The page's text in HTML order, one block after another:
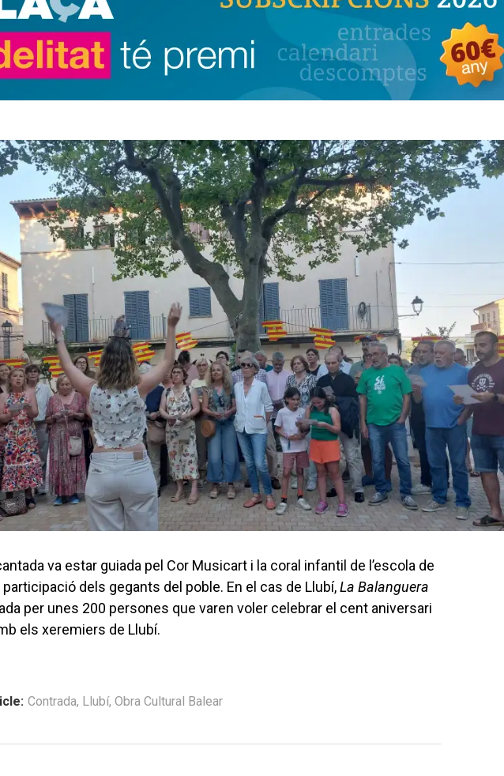
va estar guiada pel Cor Musicart i la coral infantil de l’escola de
dels gegants del poble. En el cas de Llubí,La Balanguera
per unes 200 persones que varen voler celebrar el cent aniversari
els xeremiers de Llubí.
Contrada, Llubí, Obra Cultural Balear